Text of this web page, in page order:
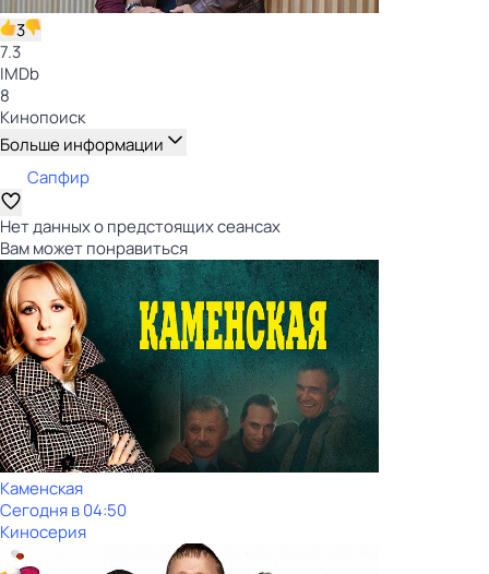
3
7.3
IMDb
8
Кинопоиск
Больше информации
Сапфир
Нет данных о предстоящих сеансах
Вам может понравиться
Каменская
Сегодня в 04:50
Киносерия